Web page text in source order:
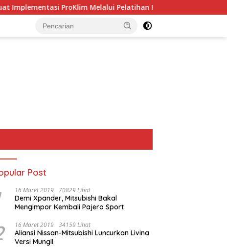
Melalui Pelatihan Pengolahan Sampah
Post
16 Maret 2019 70829 Lihat
Demi Xpander, Mitsubishi Bakal
Mengimpor Kembali Pajero Sport
16 Maret 2019 34159 Lihat
Aliansi Nissan-Mitsubishi Luncurkan Livina
Versi Mungil